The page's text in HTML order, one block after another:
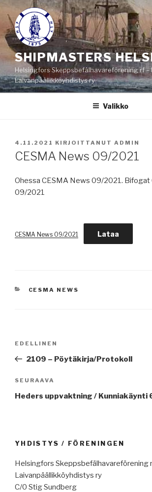
Siirry
sisältöön
SHIPMASTERS
Helsingfors Skeppsbefälhavareförening rf –
Laivanpäällikköyhdistys ry
Valikko
JULKAISTU
4.11.2021 KIRJOITTANUT ADMIN
CESMA News 09/2021
Ohessa CESMA News 09/2021. Bifogat
09/2021
CESMA News 09/2021 Lataa
KATEGORIAT
CESMA NEWS
Edellinen
artikkeli
EDELLINEN
2109 – Pöytäkirja/Protokoll
Seuraava
artikkeli
SEURAAVA
Heders uppvaktning / Kunniakäynti
YHDISTYS / FÖRENINGEN
Helsingfors Skeppsbefälhavareförening
Laivanpäällikköyhdistys ry
C/0 Stig Sundberg